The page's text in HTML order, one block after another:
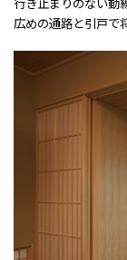
広めの通路と引戸で